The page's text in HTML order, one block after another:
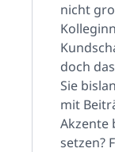
nicht
doch
Sie
mit
Akzente
setzen?